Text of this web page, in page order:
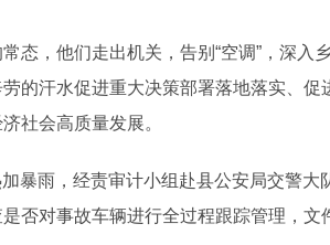
，他们走出机关，告别“空调”，深入
的汗水促进重大决策部署落地落实、促
社会高质量发展。
暴雨，经责审计小组赴县公安局交警大
否对事故车辆进行全过程跟踪管理，文